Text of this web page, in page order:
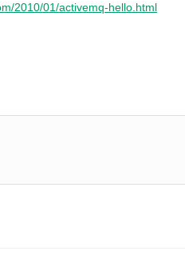
2010/01/activemq-hello.html